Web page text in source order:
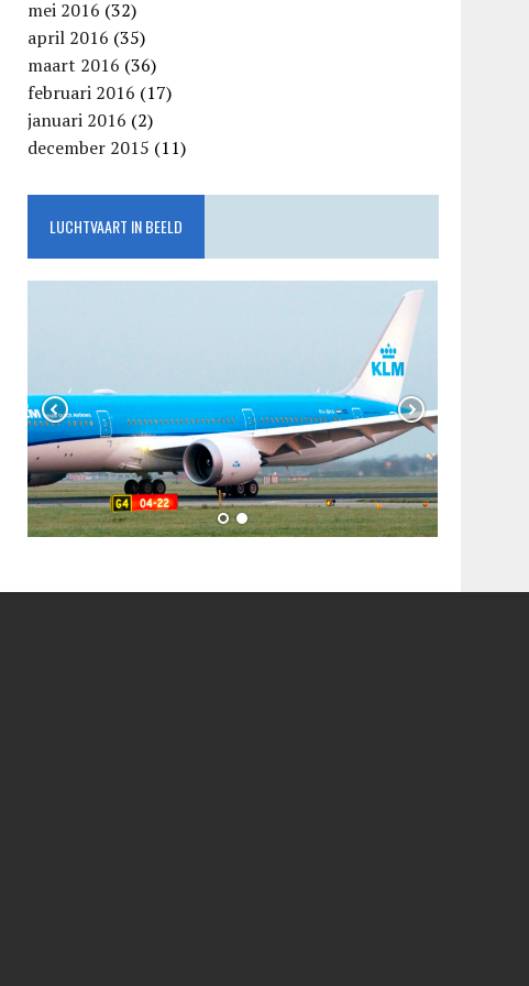
mei 2016 (32)
april 2016 (35)
maart 2016 (36)
februari 2016 (17)
januari 2016 (2)
december 2015 (11)
LUCHTVAART IN BEELD